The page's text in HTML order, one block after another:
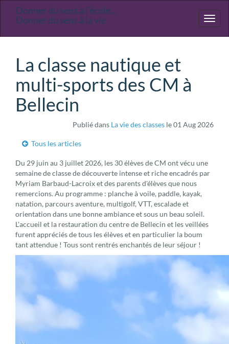
Toggle
Ecole
Saint-
Donner du sens à l'école...
Donner du sens à la vie
La classe nautique et
multi-sports des CM à
Bellecin
Publié dans La vie des classes le 01 Aug 2026
Tous les articles
Du 29 juin au 3 juillet 2026, les 30 élèves de CM ont vécu une
semaine de classe de découverte intense et riche encadrés par
Myriam Barbaud-Lacroix et des parents d'élèves que nous
remercions. Au programme : planche à voile, paddle, kayak,
natation, parcours aventure, multigolf, VTT, escalade et
orientation dans une bonne ambiance et sous un beau soleil.
L'accueil et la restauration du centre de Bellecin et les veillées
furent appréciés de tous les élèves et en particulier la boum
tant attendue ! Tous sont rentrés enchantés de leur séjour !